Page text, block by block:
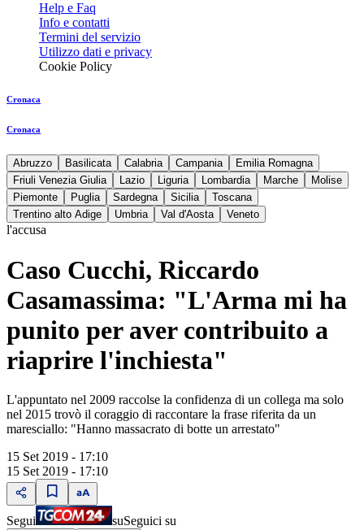
Help e Faq
Info e contatti
Termini del servizio
Utilizzo dati e privacy
Cookie Policy
Cronaca
Cronaca
Abruzzo Basilicata Calabria Campania
Emilia Romagna
Friuli Venezia Giulia
Lazio Liguria Lombardia Marche
Molise
Piemonte
Puglia Sardegna Sicilia
Toscana
Trentino alto Adige
Umbria Val d'Aosta Veneto
l'accusa
Caso Cucchi, Riccardo
Casamassima: "L'Arma mi ha
punito per aver contribuito a
riaprire l'inchiesta"
L'appuntato nel 2009 raccolse la confidenza di un collega ma solo
nel 2015 trovò il coraggio di raccontare la frase riferita da un
maresciallo: "Hanno massacrato di botte un arrestato"
15 Set 2019 - 17:10
15 Set 2019 - 17:10
Segui suSeguici su